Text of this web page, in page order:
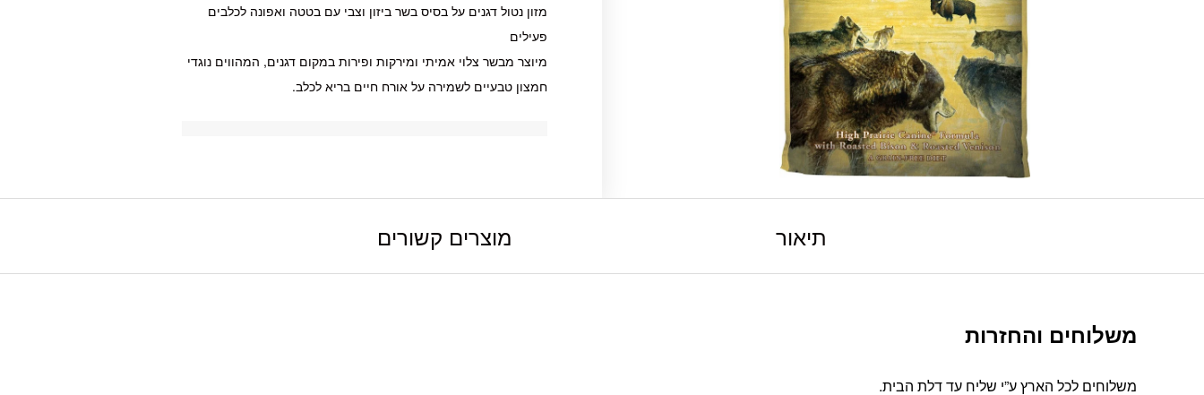
מזון נטול דגנים על בסיס בשר ביזון וצבי עם בטטה ואפונה לכלבים
פעילים
מיוצר מבשר צלוי אמיתי ומירקות ופירות במקום דגנים, המהווים נוגדי
חמצון טבעיים לשמירה על אורח חיים בריא לכלב.
תיאור מוצרים קשורים
משלוחים והחזרות
משלוחים לכל הארץ ע”י שליח עד דלת הבית.